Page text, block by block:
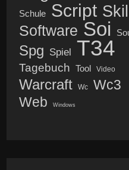
Schule Script Skill
Software Soi
Spg Spiel T34
Tagebuch Tool Video
Warcraft Wc
Wc3
Web
Windows